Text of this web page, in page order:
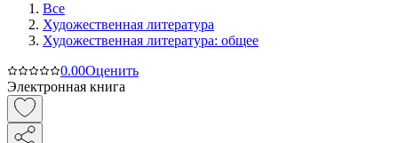
Все
Художественная литература
Художественная литература: общее
0.00Оценить
Электронная книга